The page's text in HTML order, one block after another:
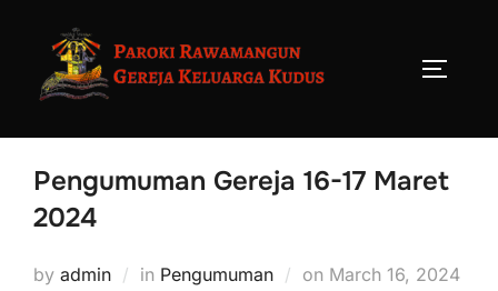
Pengumuman Gereja 16-17 Maret
2024
by admin in Pengumuman on March 16, 2024